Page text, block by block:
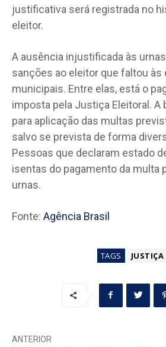
justificativa será registrada no
eleitor.
A ausência injustificada às
sanções ao eleitor que faltou às
municipais. Entre elas, está o
imposta pela Justiça Eleitoral. A
para aplicação das multas
salvo se prevista de forma
Pessoas que declaram estado
isentas do pagamento da multa
urnas.
Fonte: Agência Brasil
TAGS JUSTIÇA
ANTERIOR